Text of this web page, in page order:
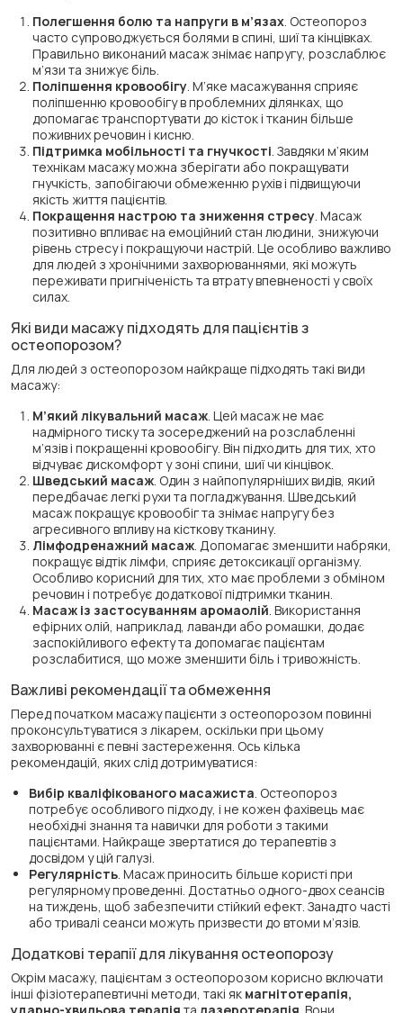
Полегшення болю та напруги в м’язах. Остеопороз
часто супроводжується болями в спині, шиї та кінцівках.
Правильно виконаний масаж знімає напругу, розслаблює
м’язи та знижує біль.
Поліпшення кровообігу. М’яке масажування сприяє
поліпшенню кровообігу в проблемних ділянках, що
допомагає транспортувати до кісток і тканин більше
поживних речовин і кисню.
Підтримка мобільності та гнучкості. Завдяки м’яким
технікам масажу можна зберігати або покращувати
гнучкість, запобігаючи обмеженню рухів і підвищуючи
якість життя пацієнтів.
Покращення настрою та зниження стресу. Масаж
позитивно впливає на емоційний стан людини, знижуючи
рівень стресу і покращуючи настрій. Це особливо важливо
для людей з хронічними захворюваннями, які можуть
переживати пригніченість та втрату впевненості у своїх
силах.
Які види масажу підходять для пацієнтів з
остеопорозом?
Для людей з остеопорозом найкраще підходять такі види
масажу:
М’який лікувальний масаж. Цей масаж не має
надмірного тиску та зосереджений на розслабленні
м’язів і покращенні кровообігу. Він підходить для тих, хто
відчуває дискомфорт у зоні спини, шиї чи кінцівок.
Шведський масаж. Один з найпопулярніших видів, який
передбачає легкі рухи та погладжування. Шведський
масаж покращує кровообіг та знімає напругу без
агресивного впливу на кісткову тканину.
Лімфодренажний масаж. Допомагає зменшити набряки,
покращує відтік лімфи, сприяє детоксикації організму.
Особливо корисний для тих, хто має проблеми з обміном
речовин і потребує додаткової підтримки тканин.
Масаж із застосуванням аромаолій. Використання
ефірних олій, наприклад, лаванди або ромашки, додає
заспокійливого ефекту та допомагає пацієнтам
розслабитися, що може зменшити біль і тривожність.
Важливі рекомендації та обмеження
Перед початком масажу пацієнти з остеопорозом повинні
проконсультуватися з лікарем, оскільки при цьому
захворюванні є певні застереження. Ось кілька
рекомендацій, яких слід дотримуватися:
Вибір кваліфікованого масажиста. Остеопороз
потребує особливого підходу, і не кожен фахівець має
необхідні знання та навички для роботи з такими
пацієнтами. Найкраще звертатися до терапевтів з
досвідом у цій галузі.
Регулярність. Масаж приносить більше користі при
регулярному проведенні. Достатньо одного-двох сеансів
на тиждень, щоб забезпечити стійкий ефект. Занадто часті
або тривалі сеанси можуть призвести до втоми м’язів.
Додаткові терапії для лікування остеопорозу
Окрім масажу, пацієнтам з остеопорозом корисно включати
інші фізіотерапевтичні методи, такі як магнітотерапія,